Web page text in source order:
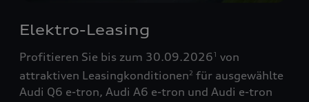
Elektro-Leasing
Profitieren Sie bis zum 30.09.20261 von
attraktiven Leasingkonditionen2 für ausgewählte
Audi Q6 e-tron, Audi A6 e-tron und Audi e-tron